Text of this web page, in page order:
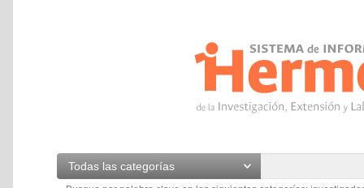
Todas las categorías